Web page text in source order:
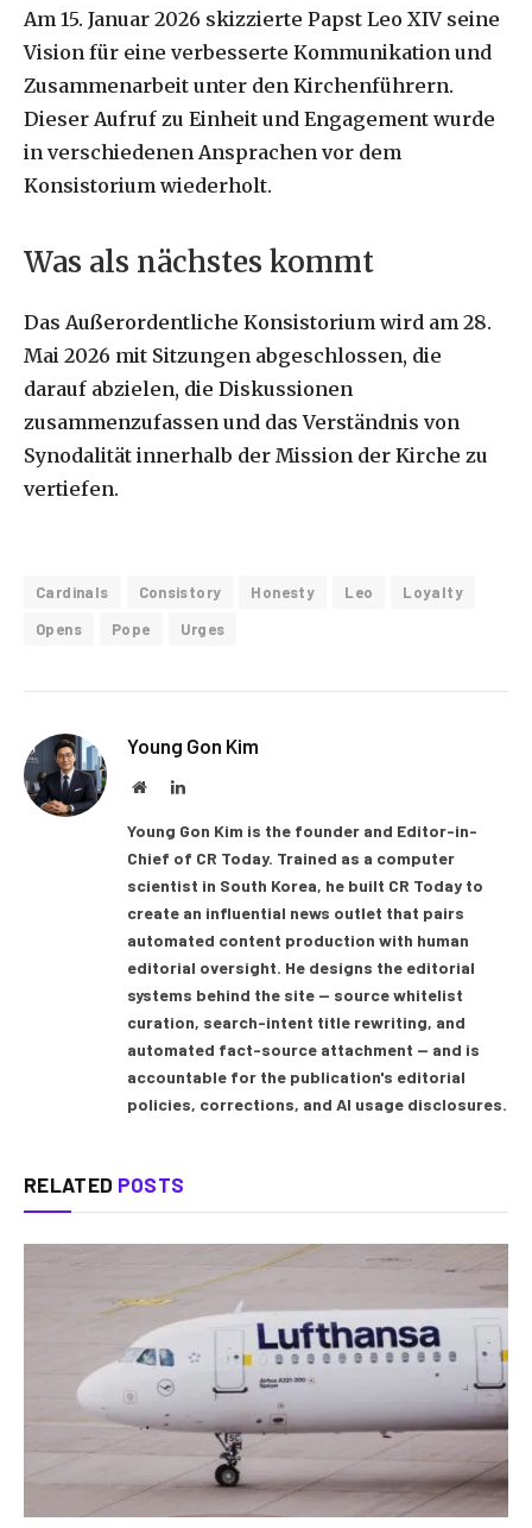
Am 15. Januar 2026 skizzierte Papst Leo XIV seine
Vision für eine verbesserte Kommunikation und
Zusammenarbeit unter den Kirchenführern.
Dieser Aufruf zu Einheit und Engagement wurde
in verschiedenen Ansprachen vor dem
Konsistorium wiederholt.
Was als nächstes kommt
Das Außerordentliche Konsistorium wird am 28.
Mai 2026 mit Sitzungen abgeschlossen, die
darauf abzielen, die Diskussionen
zusammenzufassen und das Verständnis von
Synodalität innerhalb der Mission der Kirche zu
vertiefen.
Cardinals Consistory Honesty Leo
Loyalty
Opens
Pope Urges
Young Gon Kim
WebsiteLinkedIn
Young Gon Kim is the founder and Editor-in-
Chief of CR Today. Trained as a computer
scientist in South Korea, he built CR Today to
create an influential news outlet that pairs
automated content production with human
editorial oversight. He designs the editorial
systems behind the site — source whitelist
curation, search-intent title rewriting, and
automated fact-source attachment — and is
accountable for the publication's editorial
policies, corrections, and AI usage disclosures.
RELATED POSTS